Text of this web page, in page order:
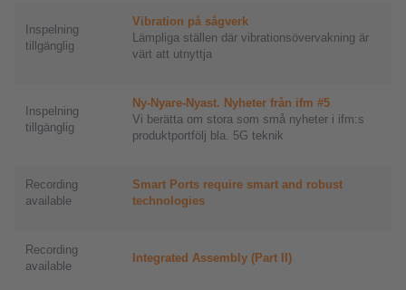
Inspelning
tillgänglig
Vibration på sågverk
Lämpliga ställen där vibrationsövervakning är
värt att utnyttja
Inspelning
tillgänglig
Ny-Nyare-Nyast. Nyheter från ifm #5
Vi berätta om stora som små nyheter i ifm:s
produktportfölj bla. 5G teknik
Recording
available
Smart Ports require smart and robust
technologies
Recording
available
Integrated Assembly (Part II)